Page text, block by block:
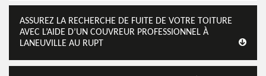
ASSUREZ LA RECHERCHE DE FUITE DE VOTRE TOITURE
AVEC L’AIDE D’UN COUVREUR PROFESSIONNEL À
LANEUVILLE AU RUPT